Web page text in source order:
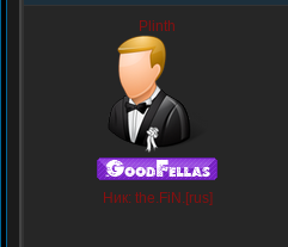
Plinth
Ник: the.FiN.[rus]